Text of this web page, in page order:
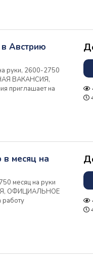
Австрию
руки, 2600-2750
ВАКАНСИЯ,
приглашает на
компании-
•
месяц на
месяц на руки
ОФИЦИАЛЬНОЕ
лидера
• Официальное